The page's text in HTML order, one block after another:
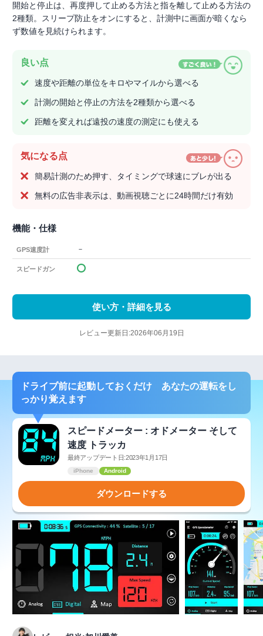
開始と停止は、再度押して止める方法と指を離して止める方法の
2種類。スリープ防止をオンにすると、計測中に画面が暗くなら
ず数値を見続けられます。
良い点
速度や距離の単位をキロやマイルから選べる
計測の開始と停止の方法を2種類から選べる
距離を変えれば遠投の速度の測定にも使える
気になる点
簡易計測のため押す、タイミングで球速にブレが出る
無料の広告非表示は、動画視聴ごとに24時間だけ有効
機能・仕様
GPS速度計 －
スピードガン
使い方・詳細を見る
レビュー更新日:2026年06月19日
ドライブ前に起動しておくだけ あなたの運転をし
っかり覚えます
スピードメーター : オドメーター そして
速度 トラッカ
最終アップデート日:2023年1月17日
iPhone Android
ダウンロードする